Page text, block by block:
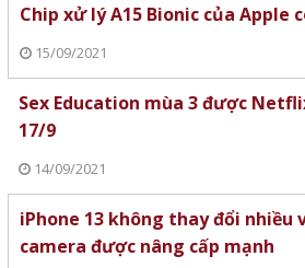
Chip xử lý A15 Bionic của Apple
15/09/2021
Sex Education mùa 3 được
17/9
14/09/2021
iPhone 13 không thay đổi nhiều
camera được nâng cấp mạnh